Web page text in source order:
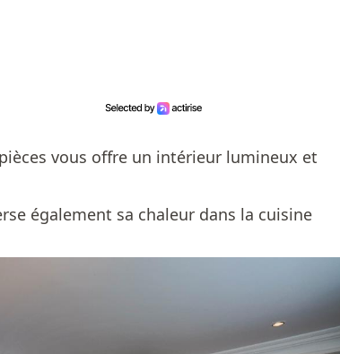
vous offre un intérieur lumineux et
également sa chaleur dans la cuisine